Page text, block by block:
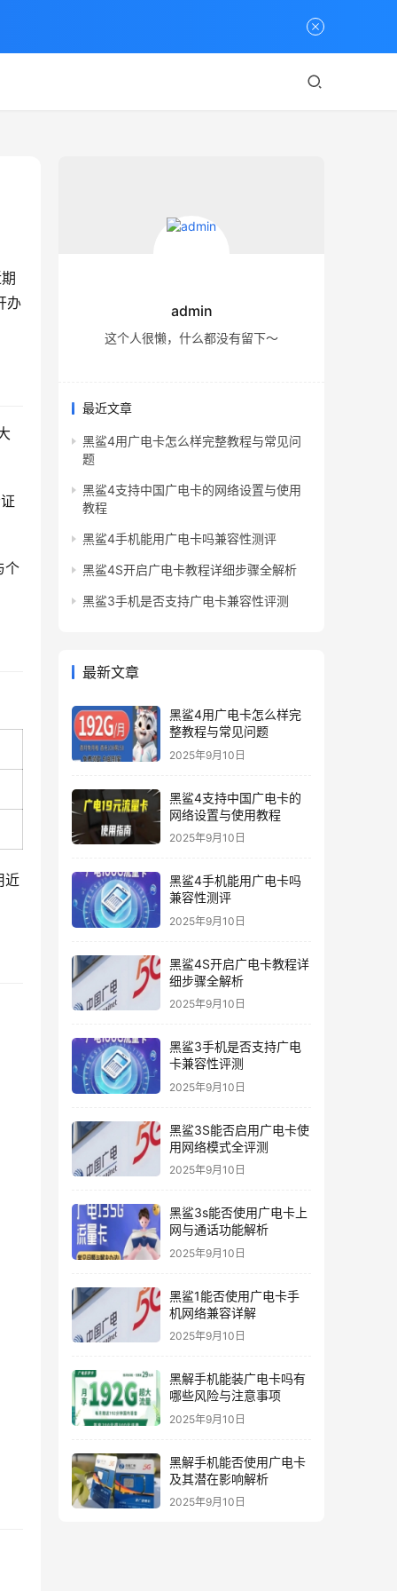
办
个
近
admin
这个人很懒，什么都没有留下～
最近文章
黑鲨4用广电卡怎么样完整教程与常见问
题
黑鲨4支持中国广电卡的网络设置与使用
教程
黑鲨4手机能用广电卡吗兼容性测评
黑鲨4S开启广电卡教程详细步骤全解析
黑鲨3手机是否支持广电卡兼容性评测
最新文章
黑鲨4用广电卡怎么样完
整教程与常见问题
2025年9月10日
黑鲨4支持中国广电卡的
网络设置与使用教程
2025年9月10日
黑鲨4手机能用广电卡吗
兼容性测评
2025年9月10日
黑鲨4S开启广电卡教程详
细步骤全解析
2025年9月10日
黑鲨3手机是否支持广电
卡兼容性评测
2025年9月10日
黑鲨3S能否启用广电卡使
用网络模式全评测
2025年9月10日
黑鲨3s能否使用广电卡上
网与通话功能解析
2025年9月10日
黑鲨1能否使用广电卡手
机网络兼容详解
2025年9月10日
黑解手机能装广电卡吗有
哪些风险与注意事项
2025年9月10日
黑解手机能否使用广电卡
及其潜在影响解析
2025年9月10日